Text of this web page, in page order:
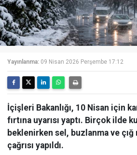
Yayınlanma: 09 Nisan 2026 Perşembe 17:12
İçişleri Bakanlığı, 10 Nisan için
fırtına uyarısı yaptı. Birçok ilde
beklenirken sel, buzlanma ve
çağrısı yapıldı.